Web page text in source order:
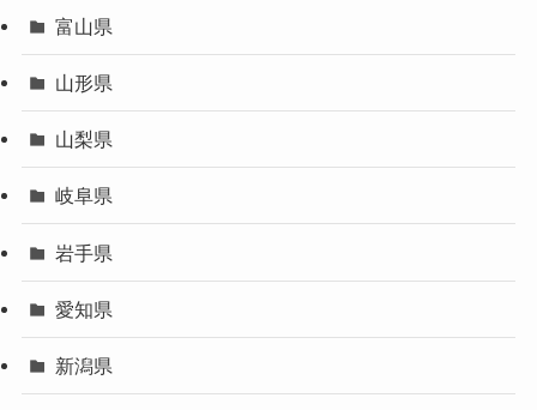
富山県
山形県
山梨県
岐阜県
岩手県
愛知県
新潟県